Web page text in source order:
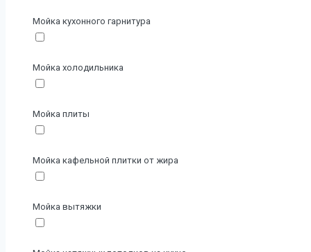
Мойка кухонного гарнитура
Мойка холодильника
Мойка плиты
Мойка кафельной плитки от жира
Мойка вытяжки